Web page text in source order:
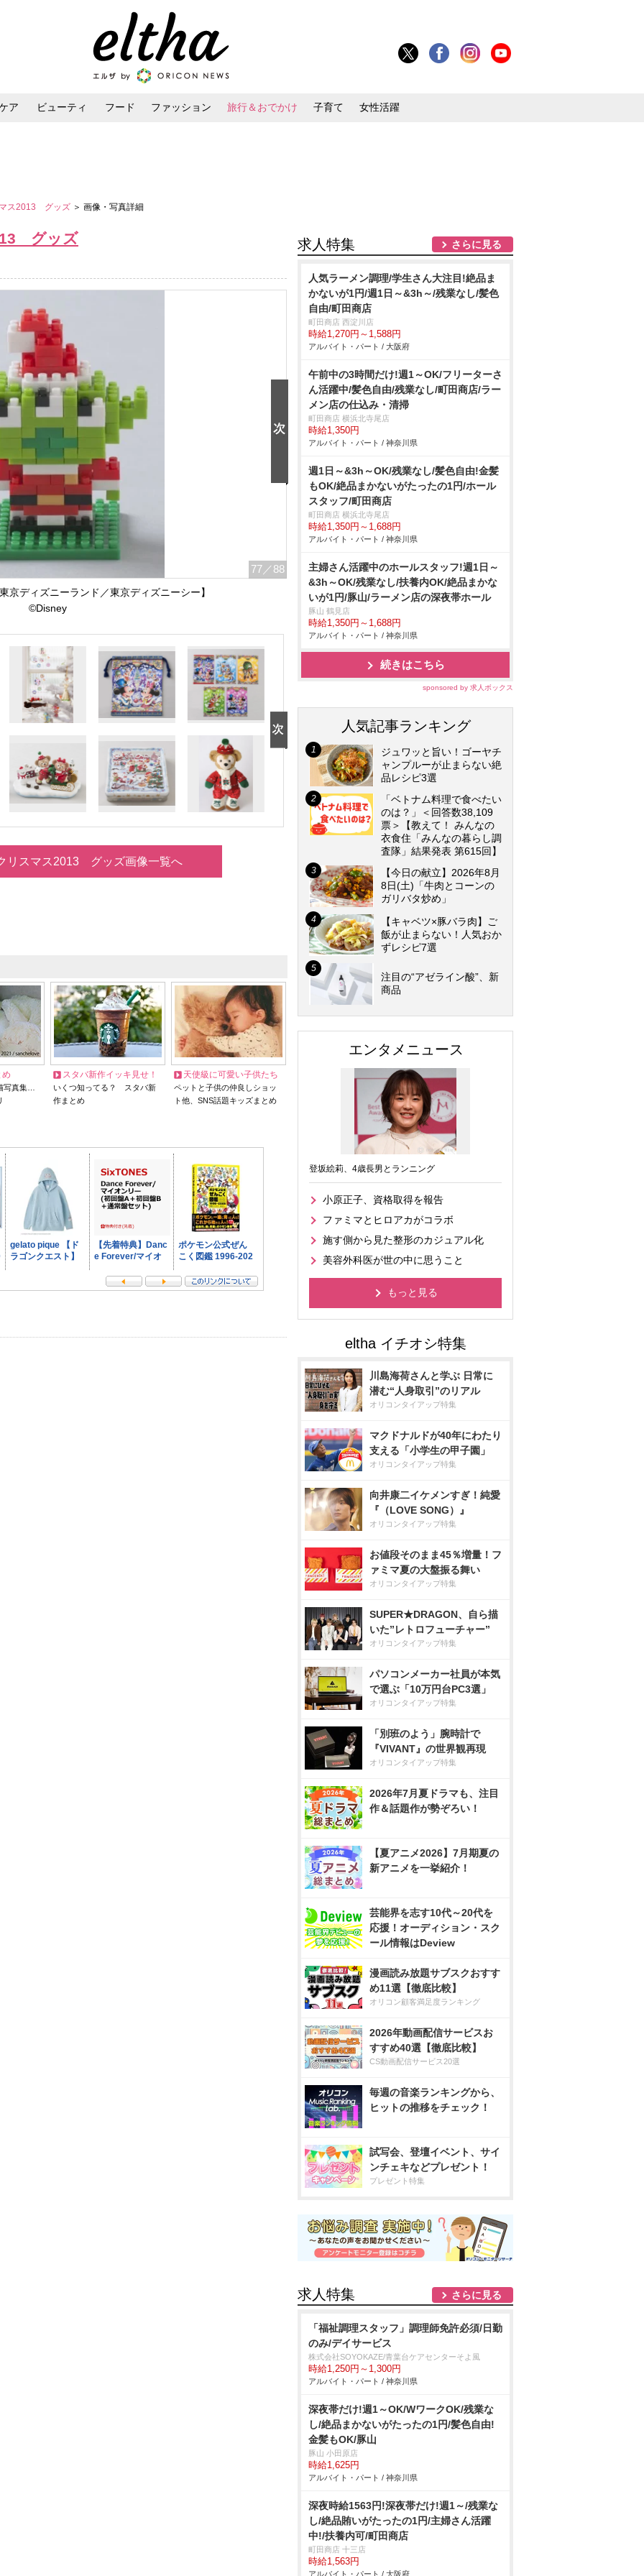
ア ビューティ フード ファッション 旅行＆おでかけ 子育て 女性活躍
ス2013 グッズ ＞ 画像・写真詳細
グッズ
77 ／88
京ディズニーランド／東京ディズニーシー】
©Disney
リスマス2013 グッズ画像一覧へ
め
写真集…
スタバ新作イッキ見せ！
いくつ知ってる？ スタバ新
作まとめ
天使級に可愛い子供たち
ペットと子供の仲良しショッ
ト他、SNS話題キッズまとめ
求人特集 さらに見る
人気ラーメン調理/学生さん大注目!絶品ま
かないが1円/週1日～&3h～/残業なし/髪色
自由/町田商店
町田商店 西淀川店
時給1,270円～1,588円
アルバイト・パート / 大阪府
午前中の3時間だけ!週1～OK/フリーターさ
ん活躍中/髪色自由/残業なし/町田商店/ラー
メン店の仕込み・清掃
町田商店 横浜北寺尾店
時給1,350円
アルバイト・パート / 神奈川県
週1日～&3h～OK/残業なし/髪色自由!金髪
もOK/絶品まかないがたったの1円/ホール
スタッフ/町田商店
町田商店 横浜北寺尾店
時給1,350円～1,688円
アルバイト・パート / 神奈川県
主婦さん活躍中のホールスタッフ!週1日～
&3h～OK/残業なし/扶養内OK/絶品まかな
いが1円/豚山/ラーメン店の深夜帯ホール
豚山 鶴見店
時給1,350円～1,688円
アルバイト・パート / 神奈川県
続きはこちら
sponsored by 求人ボックス
人気記事ランキング
ジュワッと旨い！ゴーヤチ
ャンプルーが止まらない絶
品レシピ3選
「ベトナム料理で食べたい
のは？」＜回答数38,109
票＞【教えて！ みんなの
衣食住「みんなの暮らし調
査隊」結果発表 第615回】
【今日の献立】2026年8月
8日(土)「牛肉とコーンの
ガリバタ炒め」
【キャベツ×豚バラ肉】ご
飯が止まらない！人気おか
ずレシピ7選
注目の“アゼライン酸”、新
商品
エンタメニュース
登坂絵莉、4歳長男とランニング
小原正子、資格取得を報告
ファミマとヒロアカがコラボ
施す側から見た整形のカジュアル化
美容外科医が世の中に思うこと
もっと見る
川島海荷さんと学ぶ 日常に
潜む“人身取引”のリアル
オリコンタイアップ特集
マクドナルドが40年にわたり
支える「小学生の甲子園」
オリコンタイアップ特集
向井康二イケメンすぎ！純愛
『（LOVE SONG）』
オリコンタイアップ特集
お値段そのまま45％増量！フ
ァミマ夏の大盤振る舞い
オリコンタイアップ特集
SUPER★DRAGON、自ら描
いた”レトロフューチャー”
オリコンタイアップ特集
パソコンメーカー社員が本気
で選ぶ「10万円台PC3選」
オリコンタイアップ特集
「別班のよう」腕時計で
『VIVANT』の世界観再現
オリコンタイアップ特集
2026年7月夏ドラマも、注目
作＆話題作が勢ぞろい！
【夏アニメ2026】7月期夏の
新アニメを一挙紹介！
芸能界を志す10代～20代を
応援！オーディション・スク
ール情報はDeview
漫画読み放題サブスクおすす
め11選【徹底比較】
オリコン顧客満足度ランキング
2026年動画配信サービスお
すすめ40選【徹底比較】
CS動画配信サービス20選
毎週の音楽ランキングから、
ヒットの推移をチェック！
試写会、登壇イベント、サイ
ンチェキなどプレゼント！
プレゼント特集
求人特集 さらに見る
「福祉調理スタッフ」調理師免許必須/日勤
のみ/デイサービス
株式会社SOYOKAZE/青葉台ケアセンターそよ風
時給1,250円～1,300円
アルバイト・パート / 神奈川県
深夜帯だけ!週1～OK/WワークOK/残業な
し/絶品まかないがたったの1円/髪色自由!
金髪もOK/豚山
豚山 小田原店
時給1,625円
アルバイト・パート / 神奈川県
深夜時給1563円!深夜帯だけ!週1～/残業な
し/絶品賄いがたったの1円/主婦さん活躍
中!/扶養内可/町田商店
町田商店 十三店
時給1,563円
アルバイト・パート / 大阪府